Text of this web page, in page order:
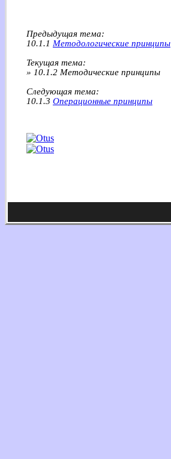
Предыдущая тема:
10.1.1 Методологические принципы
Текущая тема:
» 10.1.2 Методические принципы
Следующая тема:
10.1.3 Операционные принципы